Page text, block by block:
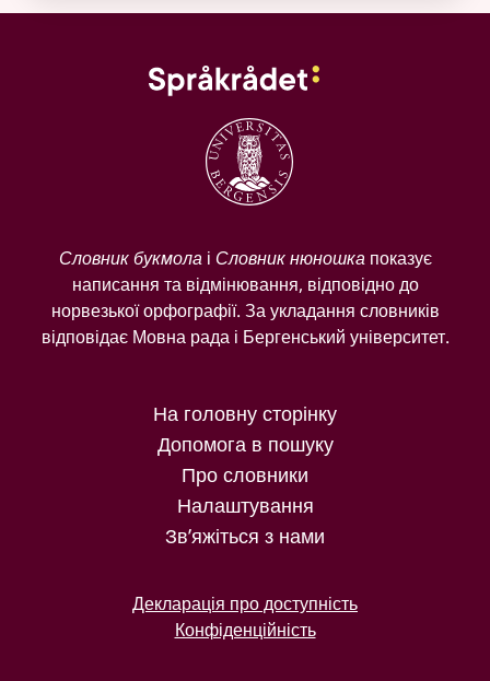
Словник букмолаі Словник нюношкапоказує
написання та відмінювання, відповідно до
норвезької орфографії. За укладання словників
відповідає Мовна рада і Бергенський університет.
На головну сторінку
Допомога в пошуку
Про словники
Налаштування
Зв’яжіться з нами
Декларація про доступність
Конфіденційність